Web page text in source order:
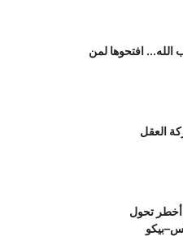
الله... افتحوها لمن
العقل
تحول